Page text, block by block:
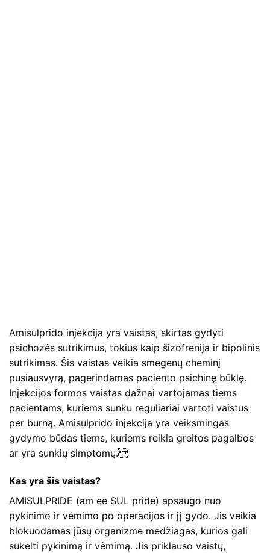
Amisulprido injekcija yra vaistas, skirtas gydyti
psichozės sutrikimus, tokius kaip šizofrenija ir bipolinis
sutrikimas. Šis vaistas veikia smegenų cheminį
pusiausvyrą, pagerindamas paciento psichinę būklę.
Injekcijos formos vaistas dažnai vartojamas tiems
pacientams, kuriems sunku reguliariai vartoti vaistus
per burną. Amisulprido injekcija yra veiksmingas
gydymo būdas tiems, kuriems reikia greitos pagalbos
ar yra sunkių simptomų.
Kas yra šis vaistas?
AMISULPRIDE (am ee SUL pride) apsaugo nuo
pykinimo ir vėmimo po operacijos ir jį gydo. Jis veikia
blokuodamas jūsų organizme medžiagas, kurios gali
sukelti pykinimą ir vėmimą. Jis priklauso vaistų,